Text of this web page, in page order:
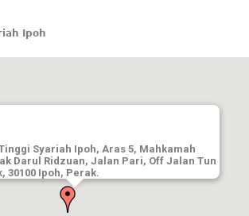
Ipoh
Syariah Ipoh, Aras 5, Mahkamah
Darul Ridzuan, Jalan Pari, Off Jalan Tun
30100 Ipoh, Perak.